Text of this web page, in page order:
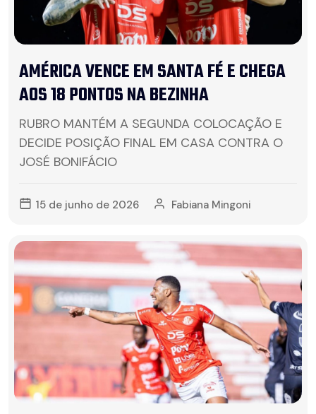
AMÉRICA VENCE EM SANTA FÉ E CHEGA
AOS 18 PONTOS NA BEZINHA
RUBRO MANTÉM A SEGUNDA COLOCAÇÃO E
DECIDE POSIÇÃO FINAL EM CASA CONTRA O
JOSÉ BONIFÁCIO
15 de junho de 2026 Fabiana Mingoni